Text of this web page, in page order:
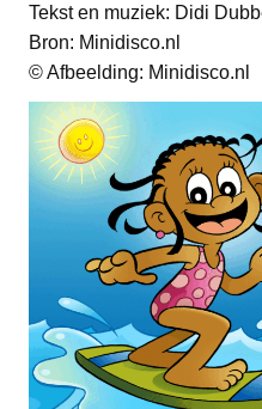
Tekst en muziek: Didi
Bron: Minidisco.nl
© Afbeelding: Minidisco.nl